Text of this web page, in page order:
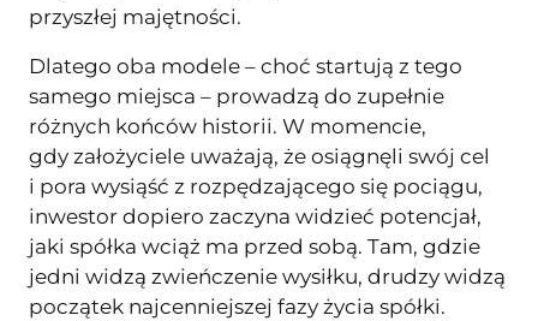
przyszłej majętności.
Dlatego oba modele – choć startują z tego
samego miejsca – prowadzą do zupełnie
różnych końców historii. W momencie,
gdy założyciele uważają, że osiągnęli swój cel
i pora wysiąść z rozpędzającego się pociągu,
inwestor dopiero zaczyna widzieć potencjał,
jaki spółka wciąż ma przed sobą. Tam, gdzie
jedni widzą zwieńczenie wysiłku, drudzy widzą
początek najcenniejszej fazy życia spółki.